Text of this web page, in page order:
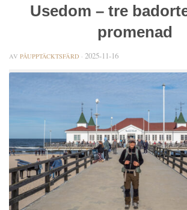
Usedom – tre
promenad
AV PÅUPPTÄCKTSFÄRD · 2025-11-16